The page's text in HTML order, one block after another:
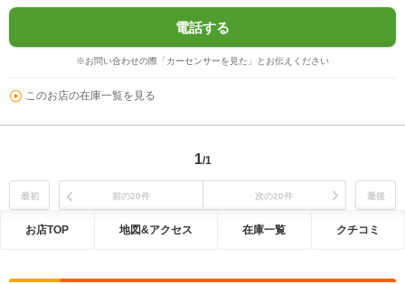
電話する
※お問い合わせの際「カーセンサーを見た」とお伝えください
このお店の在庫一覧を見る
1/1
最初 前の20件 次の20件 最後
お店TOP 地図&アクセス 在庫一覧 クチコミ